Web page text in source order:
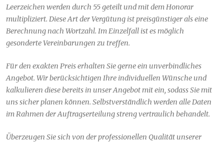
Leerzeichen werden durch 55 geteilt und mit dem Honorar
multipliziert. Diese Art der Vergütung ist preisgünstiger als eine
Berechnung nach Wortzahl. Im Einzelfall ist es möglich
gesonderte Vereinbarungen zu treffen.
Für den exakten Preis erhalten Sie gerne ein unverbindliches
Angebot. Wir berücksichtigen Ihre individuellen Wünsche und
kalkulieren diese bereits in unser Angebot mit ein, sodass Sie mit
uns sicher planen können. Selbstverständlich werden alle Daten
im Rahmen der Auftragserteilung streng vertraulich behandelt.
Überzeugen Sie sich von der professionellen Qualität unserer